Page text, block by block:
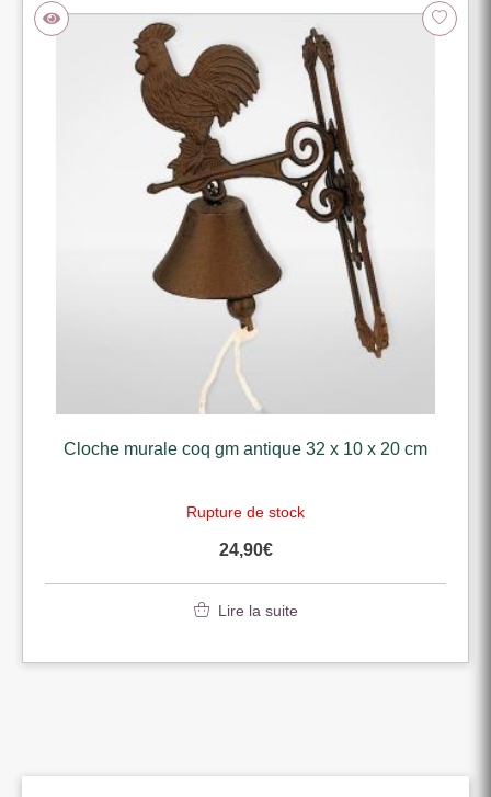
Cloche murale coq gm antique 32 x 10 x 20 cm
Rupture de stock
24,90€
Lire la suite